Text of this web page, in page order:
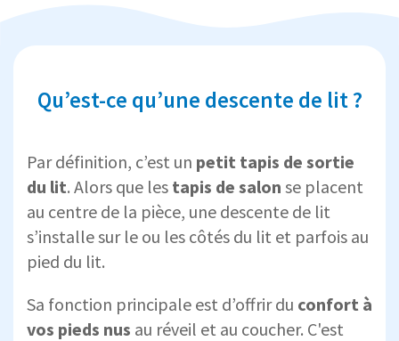
Qu’est-ce qu’une descente de lit ?
Par définition, c’est un petit tapis de sortie
du lit. Alors que les tapis de salon se placent
au centre de la pièce, une descente de lit
s’installe sur le ou les côtés du lit et parfois au
pied du lit.
Sa fonction principale est d’offrir du confort à
vos pieds nus au réveil et au coucher. C'est